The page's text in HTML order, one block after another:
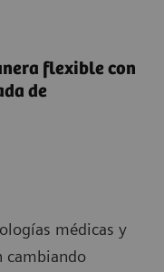
flexible con
de
médicas y
cambiando